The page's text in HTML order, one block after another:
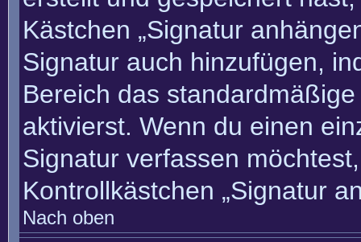
Kästchen „Signatur
Signatur auch hinzufügen,
Bereich das
aktivierst. Wenn du einen
Signatur verfassen
Kontrollkästchen „Signatur
Nach oben